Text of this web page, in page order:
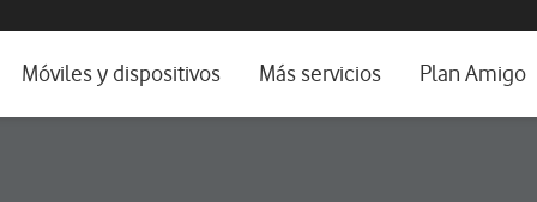
e idioma
Móviles y dispositivos Más servicios Plan Amigo